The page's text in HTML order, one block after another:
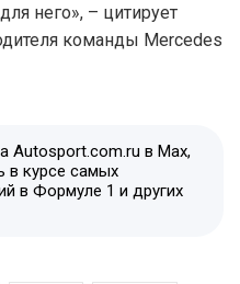
него», – цитирует
команды Mercedes
Autosport.com.ru в Max,
в курсе самых
в Формуле 1 и других